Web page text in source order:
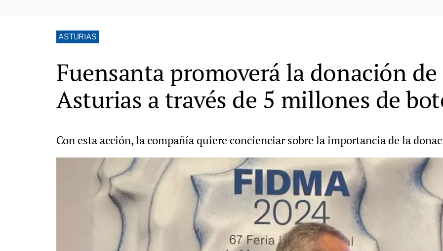
ASTURIAS
Fuensanta promoverá la donación de
Asturias a través de 5 millones de
Con esta acción, la compañía quiere concienciar sobre la importancia de la